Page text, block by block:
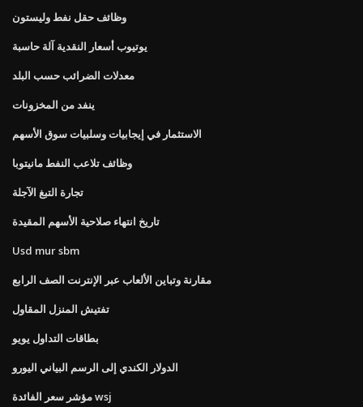
وظائف حقل نفط وليستون
يوتيوب أسعار النقدية آلة حاسبة
معدلات الضرائب حسب البلد
ينفد من المخزونات
الاستثمار في إيجابيات وسلبيات سوق الأسهم
وظائف تلاعب النفط مانيتوبا
تجارة التبغ الآجلة
تاريخ انتهاء صلاحية الأسهم المقيدة
Usd mur sbm
مقارنة وتباين الألعاب عبر الإنترنت الصف الرابع
تفتيش المنزل المقاول
بطاقات التداول يويو
الدولار الكندي إلى الرسم البياني اليورو
مؤشر سعر الفائدة wsj